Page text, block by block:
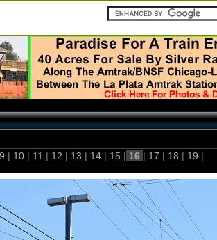
9 | 10 | 11 | 12 | 13 | 14 | 15 | 16 | 17 | 18 | 19 |